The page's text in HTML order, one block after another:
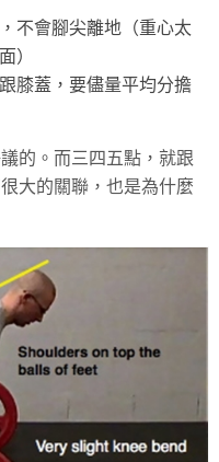
不會腳尖離地（重心太
）
膝蓋，要儘量平均分擔
的。而三四五點，就跟
大的關聯，也是為什麼